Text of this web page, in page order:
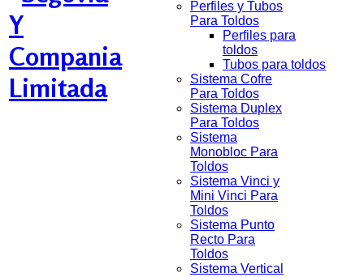
Perfiles y Tubos
Para Toldos
Perfiles para
toldos
Tubos para toldos
Sistema Cofre
Para Toldos
Sistema Duplex
Para Toldos
Sistema
Monobloc Para
Toldos
Sistema Vinci y
Mini Vinci Para
Toldos
Sistema Punto
Recto Para
Toldos
Sistema Vertical